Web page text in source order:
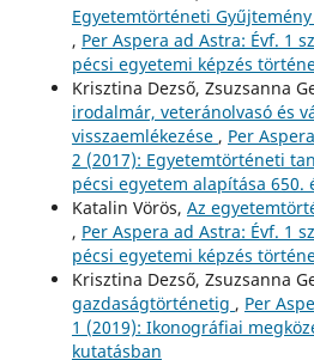
Egyetemtörténeti
, Per Aspera ad Astra: Évf. 1
pécsi egyetemi képzés
Krisztina Dezső, Zsuzsanna
irodalmár, veteránolvasó és
visszaemlékezése , Per
2 (2017): Egyetemtörténeti
pécsi egyetem alapítása 650.
Katalin Vörös, Az
, Per Aspera ad Astra: Évf. 1
pécsi egyetemi képzés
Krisztina Dezső, Zsuzsanna
gazdaságtörténetig , Per
1 (2019): Ikonográfiai
kutatásban